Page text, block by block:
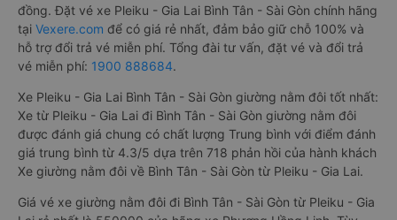
đồng. Đặt vé xe Pleiku - Gia Lai Bình Tân - Sài Gòn chính hãng
tại Vexere.com để có giá rẻ nhất, đảm bảo giữ chỗ 100% và
hỗ trợ đổi trả vé miễn phí. Tổng đài tư vấn, đặt vé và đổi trả
vé miễn phí: 1900 888684.
Xe Pleiku - Gia Lai Bình Tân - Sài Gòn giường nằm đôi tốt nhất:
Xe từ Pleiku - Gia Lai đi Bình Tân - Sài Gòn giường nằm đôi
được đánh giá chung có chất lượng Trung bình với điểm đánh
giá trung bình từ 4.3/5 dựa trên 718 phản hồi của hành khách
Xe giường nằm đôi về Bình Tân - Sài Gòn từ Pleiku - Gia Lai.
Giá vé xe giường nằm đôi đi Bình Tân - Sài Gòn từ Pleiku - Gia